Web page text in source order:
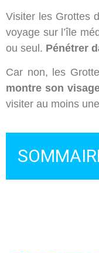
Visiter les Grottes
voyage sur l’île
ou seul. Pénétrer
Car non, les
montre son
visiter au moins